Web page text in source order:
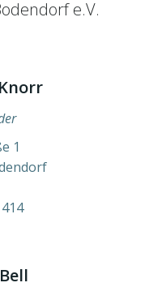
e.V.
1